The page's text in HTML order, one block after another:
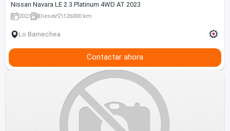
Nissan Navara LE 2.3 Platinum 4WD AT 2023
2023 Diesel 126000 km
Lo Barnechea
Contactar ahora